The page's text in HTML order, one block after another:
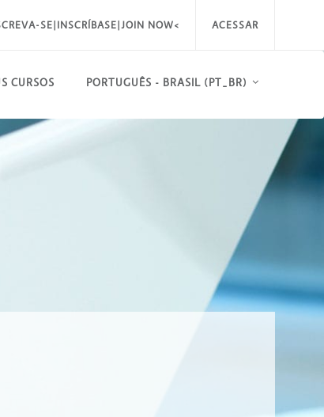
SE|INSCRÍBASE|JOIN NOW< ACESSAR
CURSOS PORTUGUÊS - BRASIL ‎(PT_BR)‎